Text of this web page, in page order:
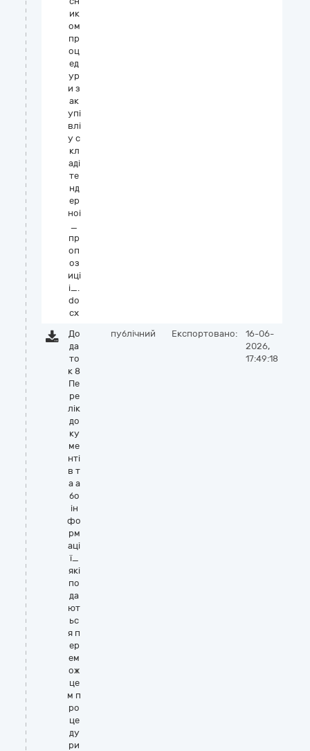
ик
ом
пр
оц
ед
ур
и з
ак
упі
влі
у с
кл
аді
те
нд
ер
ноі
_
пр
оп
оз
иці
і_.
do
cx
До
да
то
к 8
Пе
ре
лік
до
ку
ме
нті
в т
а а
бо
ін
фо
рм
аці
ї_
які
по
да
ют
ьс
я п
ер
ем
ож
це
м п
ро
це
ду
ри
публічний Експортовано:
16-06-
2026,
17:49:18